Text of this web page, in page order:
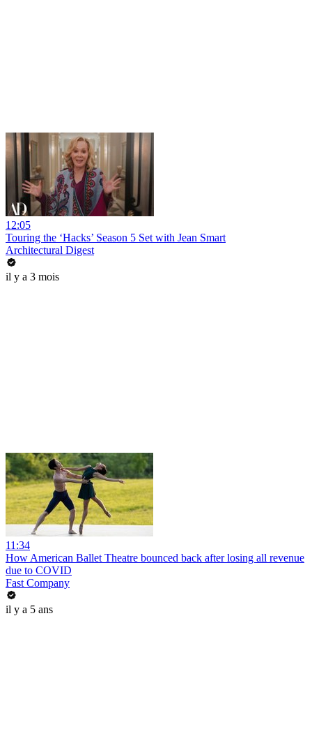
12:05
Touring the ‘Hacks’ Season 5 Set with Jean Smart
Architectural Digest
il y a 3 mois
11:34
How American Ballet Theatre bounced back after losing all revenue
due to COVID
Fast Company
il y a 5 ans